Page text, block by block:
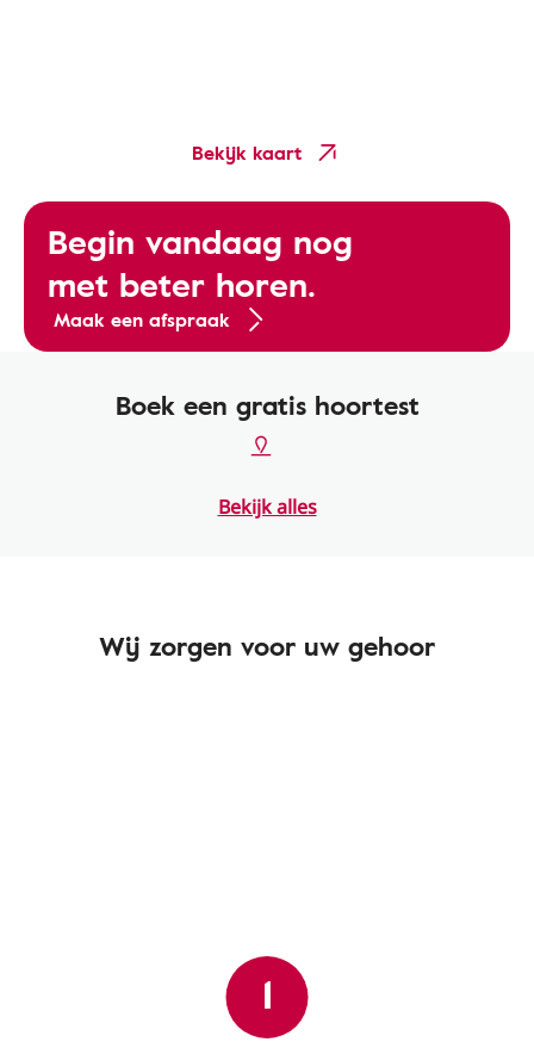
Bekijk kaart
Begin vandaag nog
met beter horen.
Maak een afspraak
Boek een gratis hoortest
Bekijk alles
Wij zorgen voor uw gehoor
1